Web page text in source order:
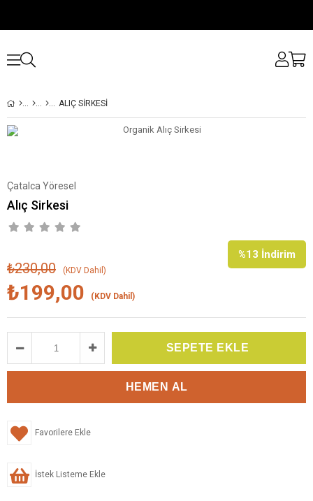
ALIÇ SIRKESI
Çatalca Yöresel
Alıç Sirkesi
%13 İndirim
₺230,00 (KDV Dahil)
₺199,00 (KDV Dahil)
Favorilere Ekle
İstek Listeme Ekle